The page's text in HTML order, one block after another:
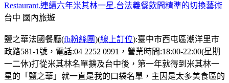
Restaurant.連續六年米其林一星.台法義餐飲間精準的切換藝術
台中 國內旅遊
鹽之華法國餐廳(fb粉絲團)(線上訂位):臺中市西屯區潮洋里市
政路581-1號，電話:04 2252 0991，營業時間:18:00-22:00(星期
一二休)打從米其林名單擴及台中後，第一年就得到米其林一
星的「鹽之華」就一直是我的口袋名單，主因是太多美食區的